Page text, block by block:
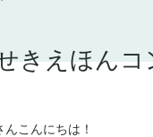
きえほんコ
んこんにちは！